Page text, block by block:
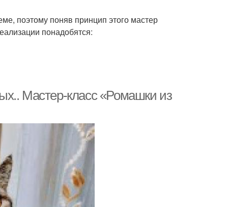
поэтому поняв принцип этого мастер
понадобятся:
Мастер-класс «Ромашки из